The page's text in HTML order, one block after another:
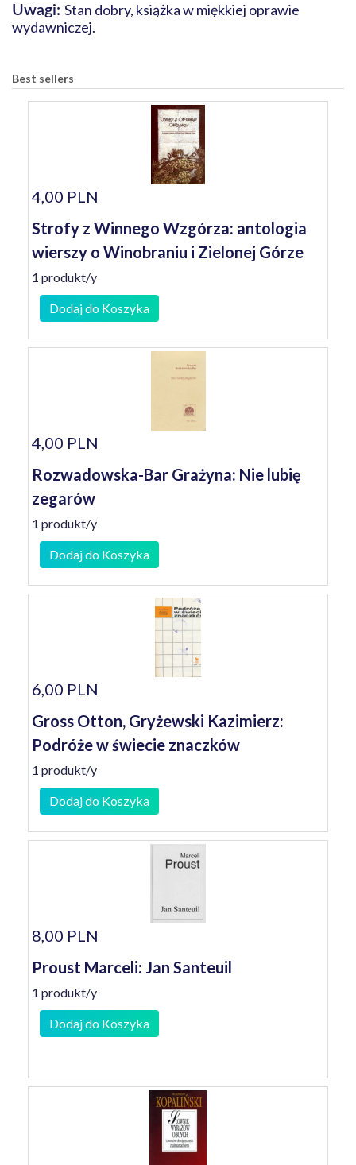
Uwagi: Stan dobry, książka w miękkiej oprawie
wydawniczej.
Best sellers
4,00 PLN
Strofy z Winnego Wzgórza: antologia
wierszy o Winobraniu i Zielonej Górze
1 produkt/y
Dodaj do Koszyka
4,00 PLN
Rozwadowska-Bar Grażyna: Nie lubię
zegarów
1 produkt/y
Dodaj do Koszyka
6,00 PLN
Gross Otton, Gryżewski Kazimierz:
Podróże w świecie znaczków
1 produkt/y
Dodaj do Koszyka
8,00 PLN
Proust Marceli: Jan Santeuil
1 produkt/y
Dodaj do Koszyka